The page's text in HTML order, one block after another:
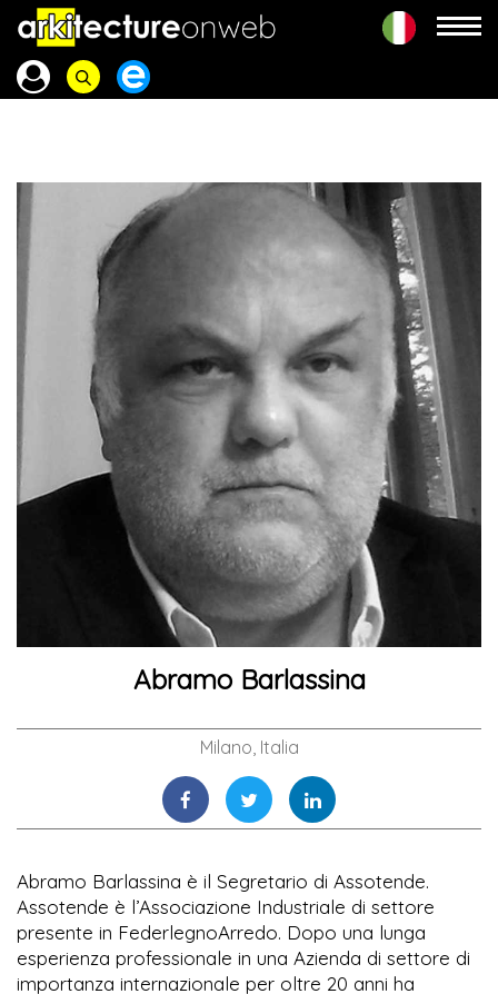
Abramo Barlassina
Milano, Italia
Abramo Barlassina è il Segretario di Assotende.
Assotende è l’Associazione Industriale di settore
presente in FederlegnoArredo. Dopo una lunga
esperienza professionale in una Azienda di settore di
importanza internazionale per oltre 20 anni ha